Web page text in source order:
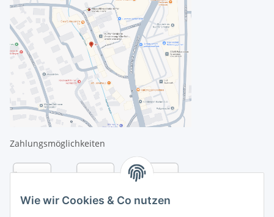
Wie wir Cookies & Co nutzen
Zahlungsmöglichkeiten